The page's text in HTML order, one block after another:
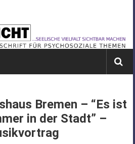
Bremen – “Es ist
in der Stadt” –